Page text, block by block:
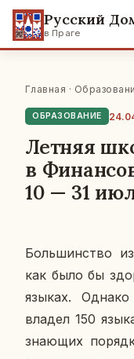
Русский
в Праге
Главная ·
ОБРАЗОВАНИЕ
Летняя
в
10 — 31
Боль­шин­ство
как было бы
языках.
владел 150
зна­ю­щих